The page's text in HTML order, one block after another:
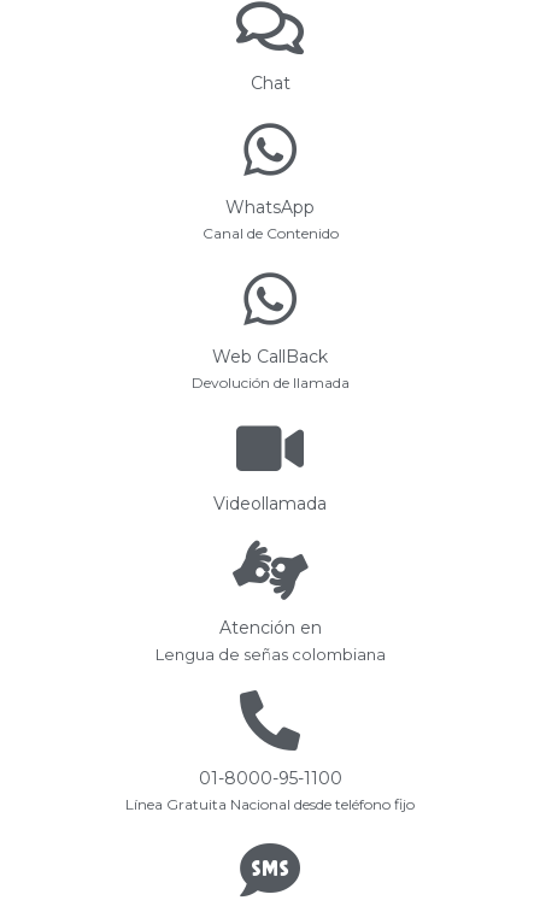
Chat
WhatsApp
Canal de Contenido
Web CallBack
Devolución de llamada
Videollamada
Atención en
Lengua de señas colombiana
01-8000-95-1100
Línea Gratuita Nacional desde teléfono fijo